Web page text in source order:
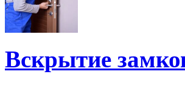
Вскрытие